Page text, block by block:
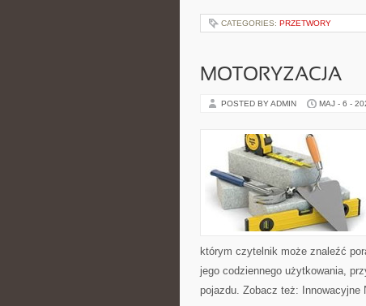
CATEGORIES: PRZETWORY
MOTORYZACJA
POSTED BY ADMIN MAJ - 6 -
którym czytelnik może znaleźć
jego codziennego użytkowania,
pojazdu. Zobacz też: